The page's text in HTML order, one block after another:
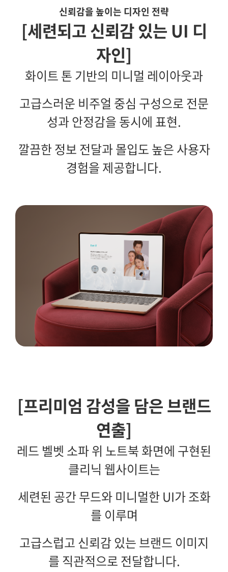
신뢰감을 높이는 디자인 전략
[세련되고 신뢰감 있는 UI 디
자인]
화이트 톤 기반의 미니멀 레이아웃과
고급스러운 비주얼 중심 구성으로 전문
성과 안정감을 동시에 표현.
깔끔한 정보 전달과 몰입도 높은 사용자
경험을 제공합니다.
[프리미엄 감성을 담은 브랜드
연출]
레드 벨벳 소파 위 노트북 화면에 구현된
클리닉 웹사이트는
세련된 공간 무드와 미니멀한 UI가 조화
를 이루며
고급스럽고 신뢰감 있는 브랜드 이미지
를 직관적으로 전달합니다.